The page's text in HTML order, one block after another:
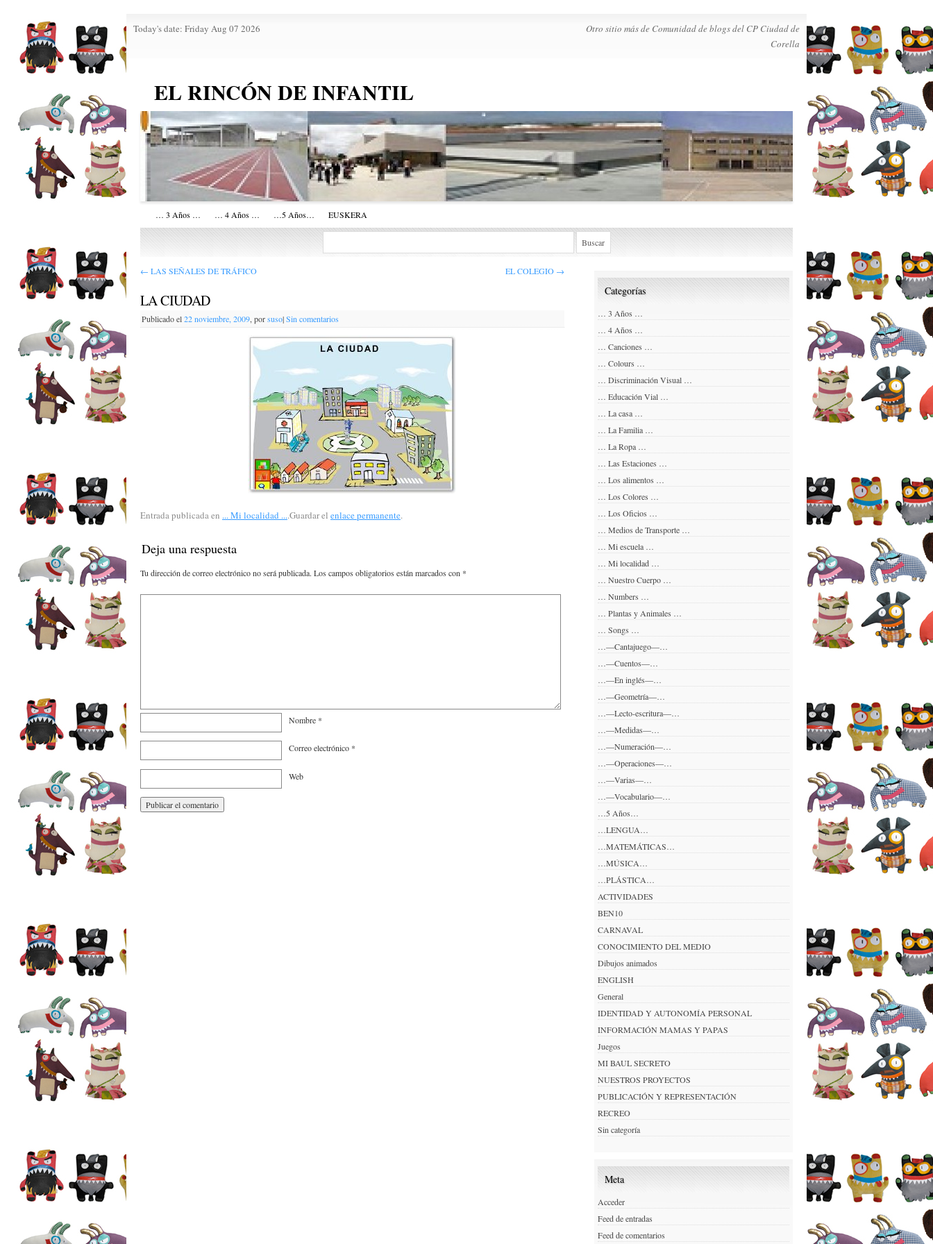
Otro sitio más de Comunidad de blogs del CP Ciudad de
Corella
Today's date: Friday Aug 07 2026
EL RINCÓN DE INFANTIL
… 3 Años … … 4 Años … …5 Años… EUSKERA
← LAS SEÑALES DE TRÁFICO EL COLEGIO →
LA CIUDAD
Publicado el22 noviembre, 2009,porsuso|Sin comentarios
Entrada publicada en ... Mi localidad ....Guardar el enlace permanente.
Deja una respuesta
Tu dirección de correo electrónico no será publicada. Los campos obligatorios están marcados con *
Nombre *
Correo electrónico *
Web
Categorías
… 3 Años …
… 4 Años …
… Canciones …
… Colours …
… Discriminación Visual …
… Educación Vial …
… La casa …
… La Familia …
… La Ropa …
… Las Estaciones …
… Los alimentos …
… Los Colores …
… Los Oficios …
… Medios de Transporte …
… Mi escuela …
… Mi localidad …
… Nuestro Cuerpo …
… Numbers …
… Plantas y Animales …
… Songs …
…—Cantajuego—…
…—Cuentos—…
…—En inglés—…
…—Geometría—…
…—Lecto-escritura—…
…—Medidas—…
…—Numeración—…
…—Operaciones—…
…—Varias—…
…—Vocabulario—…
…5 Años…
…LENGUA…
…MATEMÁTICAS…
…MÚSICA…
…PLÁSTICA…
ACTIVIDADES
BEN10
CARNAVAL
CONOCIMIENTO DEL MEDIO
Dibujos animados
ENGLISH
General
IDENTIDAD Y AUTONOMÍA PERSONAL
INFORMACIÓN MAMAS Y PAPAS
Juegos
MI BAUL SECRETO
NUESTROS PROYECTOS
PUBLICACIÓN Y REPRESENTACIÓN
RECREO
Sin categoría
Meta
Acceder
Feed de entradas
Feed de comentarios